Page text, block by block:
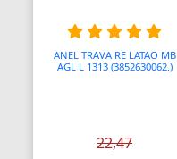
Barras
Barras Antipânico
ANEL TRAVA RE LATAO MB
AGL L 1313 (3852630062.)
22,47